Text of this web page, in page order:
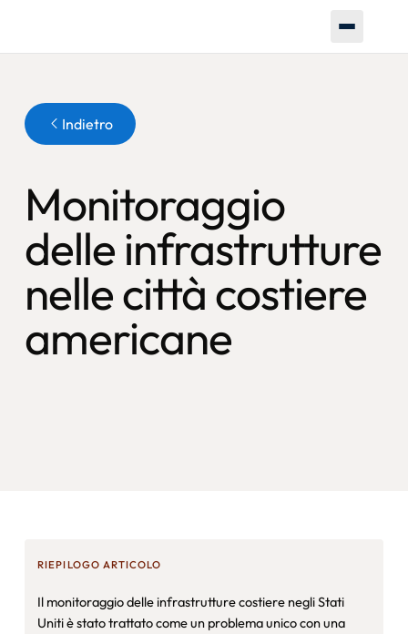
Indietro
Monitoraggio
delle infrastrutture
nelle città costiere
americane
RIEPILOGO ARTICOLO
Il monitoraggio delle infrastrutture costiere negli Stati
Uniti è stato trattato come un problema unico con una